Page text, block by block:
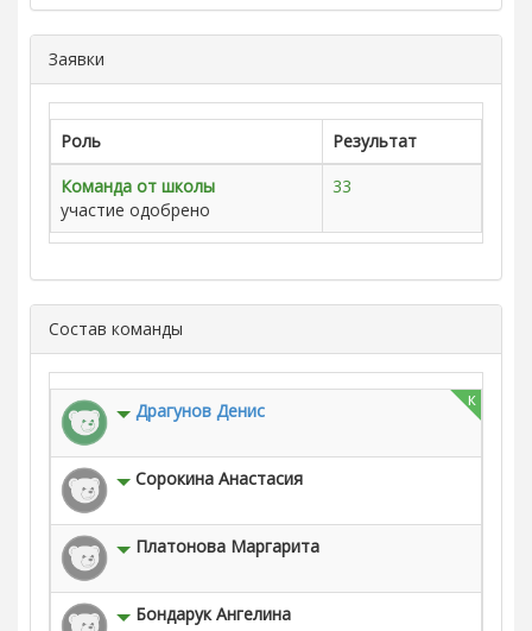
Заявки
Роль
Результат
Команда от школы
участие одобрено
33
Состав команды
к
Драгунов Денис
Сорокина Анастасия
Платонова Маргарита
Бондарук Ангелина